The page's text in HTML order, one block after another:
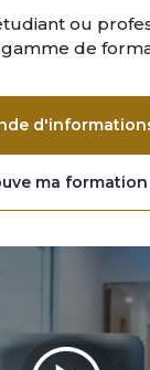
ou
de
ma formation